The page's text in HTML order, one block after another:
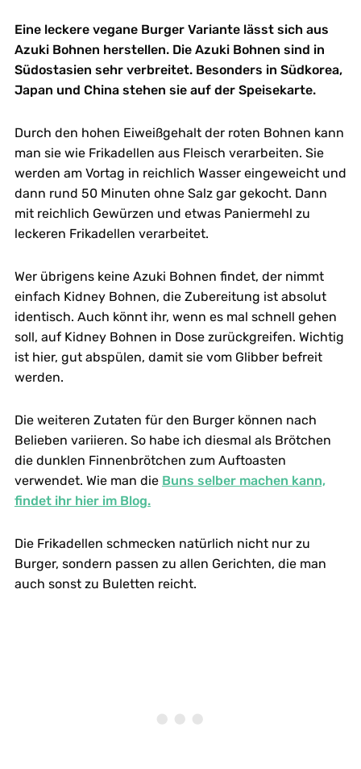
Eine leckere vegane Burger Variante lässt sich aus
Azuki Bohnen herstellen. Die Azuki Bohnen sind in
Südostasien sehr verbreitet. Besonders in Südkorea,
Japan und China stehen sie auf der Speisekarte.
Durch den hohen Eiweißgehalt der roten Bohnen kann
man sie wie Frikadellen aus Fleisch verarbeiten. Sie
werden am Vortag in reichlich Wasser eingeweicht und
dann rund 50 Minuten ohne Salz gar gekocht. Dann
mit reichlich Gewürzen und etwas Paniermehl zu
leckeren Frikadellen verarbeitet.
Wer übrigens keine Azuki Bohnen findet, der nimmt
einfach Kidney Bohnen, die Zubereitung ist absolut
identisch. Auch könnt ihr, wenn es mal schnell gehen
soll, auf Kidney Bohnen in Dose zurückgreifen. Wichtig
ist hier, gut abspülen, damit sie vom Glibber befreit
werden.
Die weiteren Zutaten für den Burger können nach
Belieben variieren. So habe ich diesmal als Brötchen
die dunklen Finnenbrötchen zum Auftoasten
verwendet. Wie man die Buns selber machen kann,
findet ihr hier im Blog.
Die Frikadellen schmecken natürlich nicht nur zu
Burger, sondern passen zu allen Gerichten, die man
auch sonst zu Buletten reicht.